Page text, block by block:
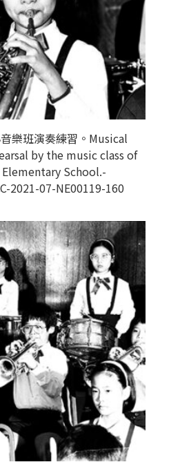
樂班演奏練習。Musical
by the music class of
School.-
2021-07-NE00119-160